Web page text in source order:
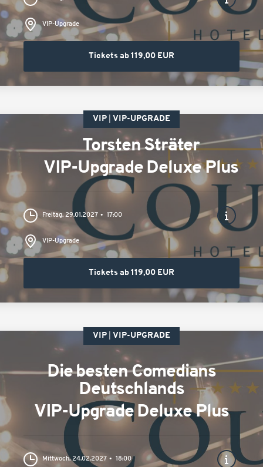
VIP-Upgrade
Tickets ab 119,00 EUR
VIP VIP-UPGRADE
Torsten Sträter
VIP-Upgrade Deluxe Plus
Freitag, 29.01.2027 17:00
VIP-Upgrade
Tickets ab 119,00 EUR
VIP VIP-UPGRADE
Die besten Comedians
Deutschlands
VIP-Upgrade Deluxe Plus
Mittwoch, 24.02.2027 18:00